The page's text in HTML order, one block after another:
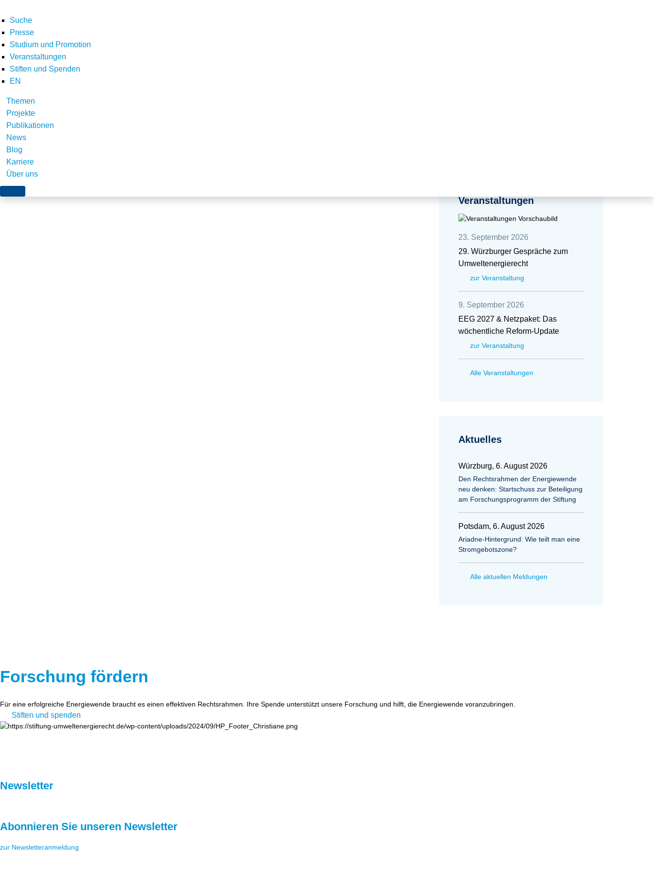
Suche
Presse
Studium und Promotion
Veranstaltungen
Stiften und Spenden
EN
Themen
Projekte
Publikationen
News
Blog
Karriere
Über uns
Home Olaf Scholz olaf scholz 650 x 435 px
Teilen
Veranstaltungen
23. September 2026
29. Würzburger Gespräche zum
Umweltenergierecht
zur Veranstaltung
9. September 2026
EEG 2027 & Netzpaket: Das
wöchentliche Reform-Update
zur Veranstaltung
Alle Veranstaltungen
Aktuelles
Würzburg, 6. August 2026
Den Rechtsrahmen der Energiewende
neu denken: Startschuss zur Beteiligung
am Forschungsprogramm der Stiftung
Potsdam, 6. August 2026
Ariadne-Hintergrund: Wie teilt man eine
Stromgebotszone?
Alle aktuellen Meldungen
Forschung fördern
Für eine erfolgreiche Energiewende braucht es einen effektiven Rechtsrahmen. Ihre Spende unterstützt unsere Forschung und hilft, die Energiewende voranzubringen.
Stiften und spenden
Newsletter
Abonnieren Sie unseren Newsletter
zur Newsletteranmeldung